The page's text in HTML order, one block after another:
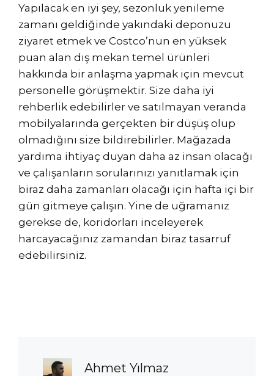
Yapılacak en iyi şey, sezonluk yenileme
zamanı geldiğinde yakındaki deponuzu
ziyaret etmek ve Costco’nun en yüksek
puan alan dış mekan temel ürünleri
hakkında bir anlaşma yapmak için mevcut
personelle görüşmektir. Size daha iyi
rehberlik edebilirler ve satılmayan veranda
mobilyalarında gerçekten bir düşüş olup
olmadığını size bildirebilirler. Mağazada
yardıma ihtiyaç duyan daha az insan olacağı
ve çalışanların sorularınızı yanıtlamak için
biraz daha zamanları olacağı için hafta içi bir
gün gitmeye çalışın. Yine de uğramanız
gerekse de, koridorları inceleyerek
harcayacağınız zamandan biraz tasarruf
edebilirsiniz.
Ahmet Yılmaz